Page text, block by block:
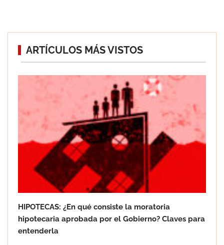
Eagle Waterproofing recomienda
revisar la impermeabilización de las
viviendas antes de las vacaciones
Servimudanzas supera las 3.000
reseñas con 4,8 estrellas en mudanzas
en Barcelona
ARTÍCULOS MÁS VISTOS
HIPOTECAS: ¿En qué consiste la moratoria
hipotecaria aprobada por el Gobierno? Claves para
entenderla